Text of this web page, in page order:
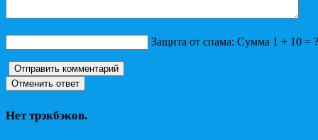
Защита от спама: Сумма 1 + 10 = ?
Нет трэкбэков.